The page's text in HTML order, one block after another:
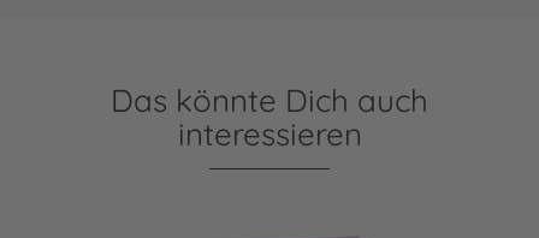
Das könnte Dich auch
interessieren